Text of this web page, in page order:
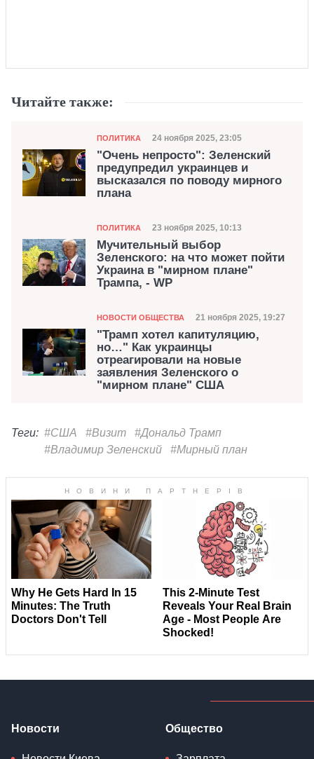
Читайте также:
Категория
ПОЛИТИКА Дата публикации
24 ноября 2025, 23:05
"Очень непросто": Зеленский
предупредил украинцев и
высказался по поводу мирного
плана
Категория
ПОЛИТИКА Дата публикации
23 ноября 2025, 10:13
Мучительный выбор
Зеленского: на что может пойти
Украина в "мирном плане"
Трампа, - WP
Категория
НОВОСТИ ОБЩЕСТВА Дата публикации
21 ноября 2025, 19:27
"Трамп хотел капитуляцию,
но…" Как украинцы
отреагировали на новые
заявления Зеленского о
"мирном плане" США
Теги: #США #Визит
#Дональд Трамп
#Владимир Зеленский
#Мирный план
Новости Общество